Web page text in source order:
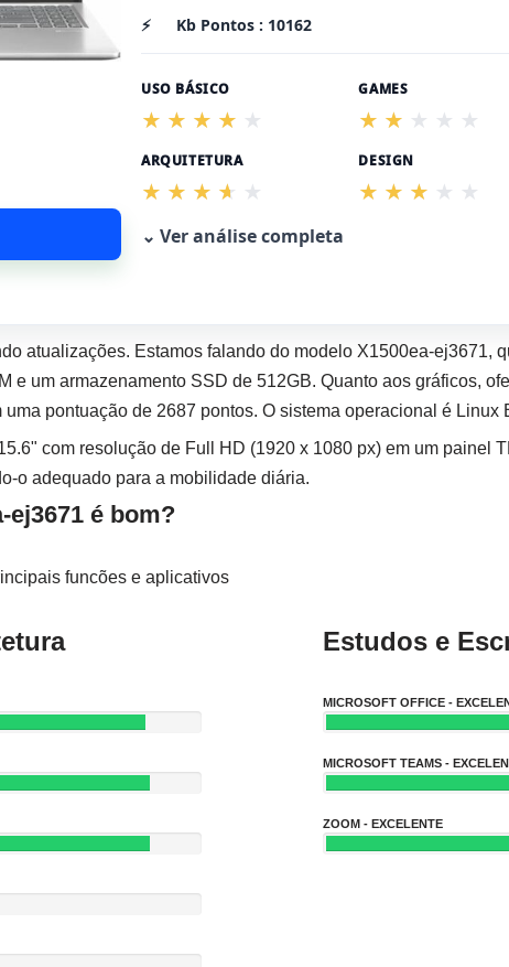
⚡
Kb Pontos : 10162
USO BÁSICO GAMES
ARQUITETURA DESIGN
⌄ Ver análise completa
atualizações. Estamos falando do modelo X1500ea-ej3671,
e um armazenamento SSD de 512GB. Quanto aos gráficos,
pontuação de 2687 pontos. O sistema operacional é Linux
com resolução de Full HD (1920 x 1080 px) em um painel
o adequado para a mobilidade diária.
ej3671 é bom?
funcões e aplicativos
Estudos e
MICROSOFT OFFICE -
MICROSOFT TEAMS -
ZOOM - EXCELENTE